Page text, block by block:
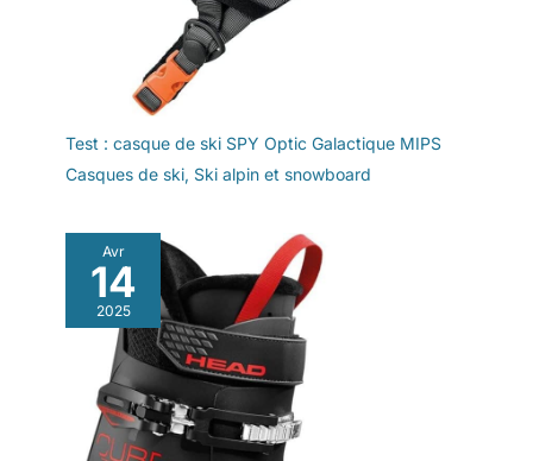
Test : casque de ski SPY Optic Galactique MIPS
Casques de ski, Ski alpin et snowboard
Avr
14
2025